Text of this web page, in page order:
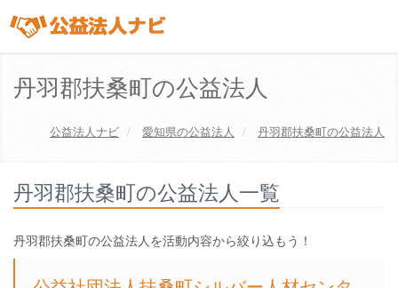
丹羽郡扶桑町の公益法人
公益法人ナビ 愛知県の公益法人 丹羽郡扶桑町の公益法人
丹羽郡扶桑町の公益法人一覧
丹羽郡扶桑町の公益法人を活動内容から絞り込もう！